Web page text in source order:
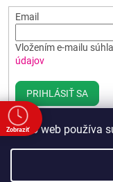
Tento web používa
Email
Vložením e-mailu
údajov
PRIHLÁSIŤ SA
Zobraziť